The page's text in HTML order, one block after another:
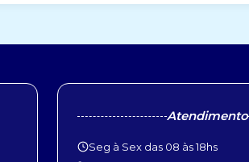
Atendimento
Seg à Sex das 08 às 18hs